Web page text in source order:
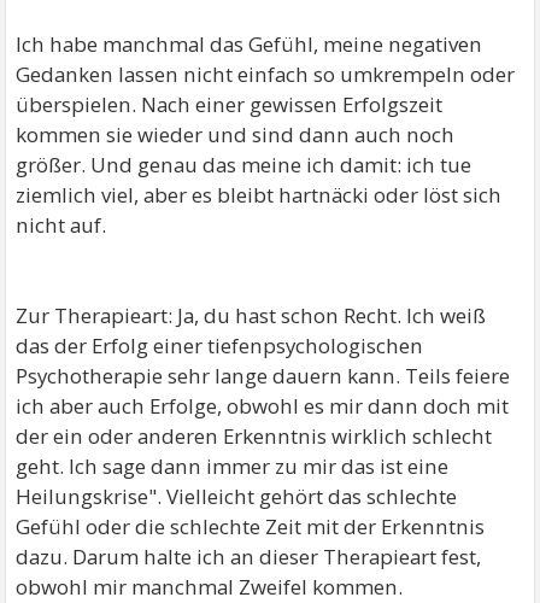
Ich habe manchmal das Gefühl, meine negativen
Gedanken lassen nicht einfach so umkrempeln oder
überspielen. Nach einer gewissen Erfolgszeit
kommen sie wieder und sind dann auch noch
größer. Und genau das meine ich damit: ich tue
ziemlich viel, aber es bleibt hartnäcki oder löst sich
nicht auf.
Zur Therapieart: Ja, du hast schon Recht. Ich weiß
das der Erfolg einer tiefenpsychologischen
Psychotherapie sehr lange dauern kann. Teils feiere
ich aber auch Erfolge, obwohl es mir dann doch mit
der ein oder anderen Erkenntnis wirklich schlecht
geht. Ich sage dann immer zu mir das ist eine
Heilungskrise". Vielleicht gehört das schlechte
Gefühl oder die schlechte Zeit mit der Erkenntnis
dazu. Darum halte ich an dieser Therapieart fest,
obwohl mir manchmal Zweifel kommen.